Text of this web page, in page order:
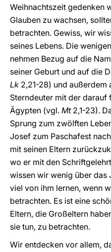
Weihnachtszeit gedenken
Glauben zu wachsen,
betrachten. Gewiss, wir
seines Lebens. Die
nehmen Bezug auf die
seiner Geburt und auf die
Lk 2,21-28) und außerdem
Sterndeuter mit der darauf
Ägypten (vgl. Mt2,1-23).
Sprung zum zwölften
Josef zum Paschafest
mit seinen Eltern
wo er mit den
wissen wir wenig über das
viel von ihm lernen, wenn
betrachten. Es ist eine
Eltern, die Großeltern
sie tun, zu betrachten.
Wir entdecken vor allem,